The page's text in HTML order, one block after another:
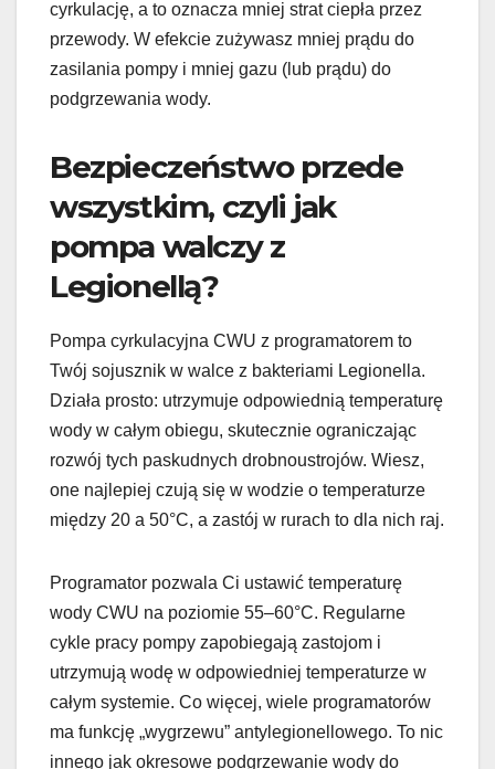
cyrkulację, a to oznacza mniej strat ciepła przez
przewody. W efekcie zużywasz mniej prądu do
zasilania pompy i mniej gazu (lub prądu) do
podgrzewania wody.
Bezpieczeństwo przede
wszystkim, czyli jak
pompa walczy z
Legionellą?
Pompa cyrkulacyjna CWU z programatorem to
Twój sojusznik w walce z bakteriami Legionella.
Działa prosto: utrzymuje odpowiednią temperaturę
wody w całym obiegu, skutecznie ograniczając
rozwój tych paskudnych drobnoustrojów. Wiesz,
one najlepiej czują się w wodzie o temperaturze
między 20 a 50°C, a zastój w rurach to dla nich raj.
Programator pozwala Ci ustawić temperaturę
wody CWU na poziomie 55–60°C. Regularne
cykle pracy pompy zapobiegają zastojom i
utrzymują wodę w odpowiedniej temperaturze w
całym systemie. Co więcej, wiele programatorów
ma funkcję „wygrzewu” antylegionellowego. To nic
innego jak okresowe podgrzewanie wody do